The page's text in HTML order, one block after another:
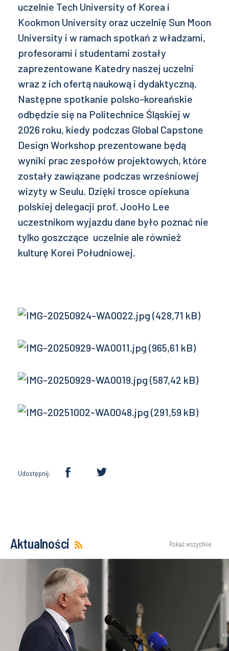
uczelnie Tech University of Korea i
Kookmon University oraz uczelnię Sun Moon
University i w ramach spotkań z władzami,
profesorami i studentami zostały
zaprezentowane Katedry naszej uczelni
wraz z ich ofertą naukową i dydaktyczną.
Następne spotkanie polsko-koreańskie
odbędzie się na Politechnice Śląskiej w
2026 roku, kiedy podczas Global Capstone
Design Workshop prezentowane będą
wyniki prac zespołów projektowych, które
zostały zawiązane podczas wrześniowej
wizyty w Seulu. Dzięki trosce opiekuna
polskiej delegacji prof. JooHo Lee
uczestnikom wyjazdu dane było poznać nie
tylko goszczące uczelnie ale również
kulturę Korei Południowej.
Udostępnij:
Aktualności Pokaż wszystkie